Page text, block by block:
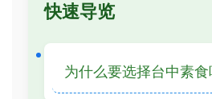
快速导览
为什么要选择台中素食